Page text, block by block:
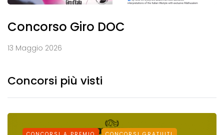
Concorso Giro DOC
13 Maggio 2026
Concorsi più visti